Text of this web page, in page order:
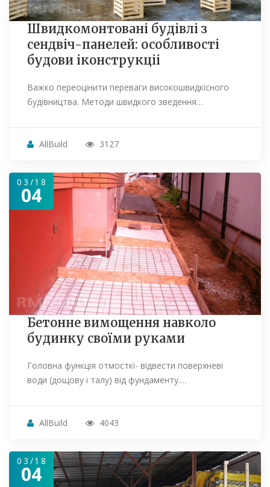
Швидкомонтовані будівлі з
сендвіч-панелей: особливості
будови іконструкціі
Важко переоцінити переваги високошвидкісного
будівництва. Методи швидкого зведення…
AllBuild 3127
03/18
04
Бетонне вимощення навколо
будинку своїми руками
Головна функція отмосткі- відвести поверхневі
води (дощову і талу) від фундаменту.…
AllBuild 4043
03/18
04